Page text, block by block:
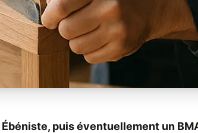
puis éventuellement un